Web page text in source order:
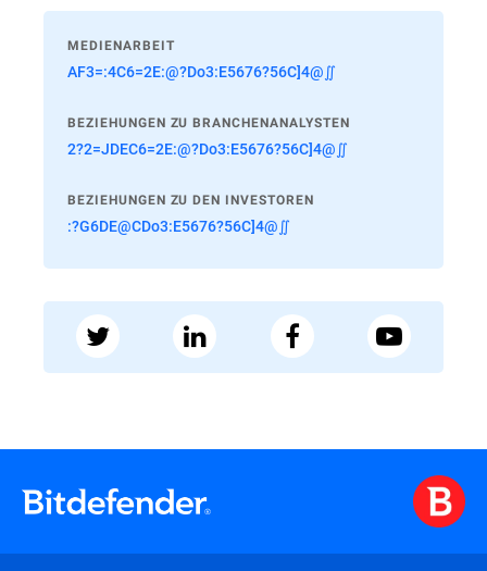
MEDIENARBEIT
AF3=:4C6=2E:@?Do3:E5676?56C]4@∬
BEZIEHUNGEN ZU BRANCHENANALYSTEN
2?2=JDEC6=2E:@?Do3:E5676?56C]4@∬
BEZIEHUNGEN ZU DEN INVESTOREN
:?G6DE@CDo3:E5676?56C]4@∬